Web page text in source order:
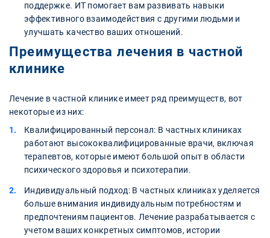
поддержке. ИТ помогает вам развивать навыки
эффективного взаимодействия с другими людьми и
улучшать качество ваших отношений.
Преимущества лечения в частной
клинике
Лечение в частной клинике имеет ряд преимуществ, вот
некоторые из них:
Квалифицированный персонал: В частных клиниках
работают высококвалифицированные врачи, включая
терапевтов, которые имеют большой опыт в области
психического здоровья и психотерапии.
Индивидуальный подход: В частных клиниках уделяется
больше внимания индивидуальным потребностям и
предпочтениям пациентов. Лечение разрабатывается с
учетом ваших конкретных симптомов, истории